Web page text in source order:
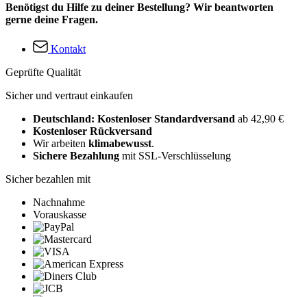
Benötigst du Hilfe zu deiner Bestellung? Wir beantworten
gerne deine Fragen.
Kontakt
Geprüfte Qualität
Sicher und vertraut einkaufen
Deutschland: Kostenloser Standardversand ab 42,90 €
Kostenloser Rückversand
Wir arbeiten klimabewusst.
Sichere Bezahlung mit SSL-Verschlüsselung
Sicher bezahlen mit
Nachnahme
Vorauskasse